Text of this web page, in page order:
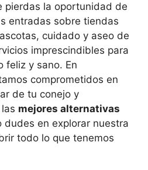
pierdas la oportunidad de
entradas sobre tiendas
cuidado y aseo de
imprescindibles para
feliz y sano. En
comprometidos en
de tu conejo y
mejores alternativas
dudes en explorar nuestra
todo lo que tenemos